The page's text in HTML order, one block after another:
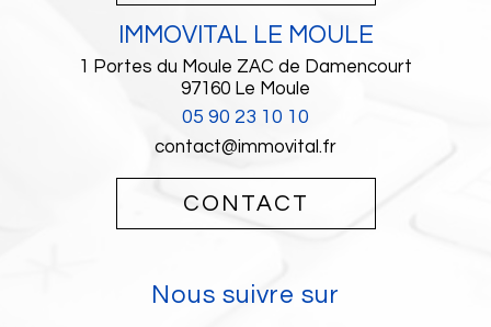
IMMOVITAL LE MOULE
1 Portes du Moule ZAC de Damencourt
97160 Le Moule
05 90 23 10 10
contact@immovital.fr
CONTACT
nous suivre sur